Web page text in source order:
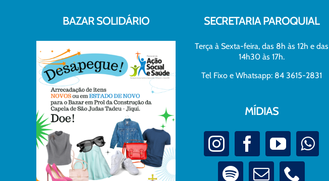
BAZAR SOLIDÁRIO SECRETARIA PAROQUIAL
Terça à Sexta-feira, das 8h às 12h e das
14h30 às 17h.
Tel Fixo e Whatsapp: 84 3615-2831
MÍDIAS